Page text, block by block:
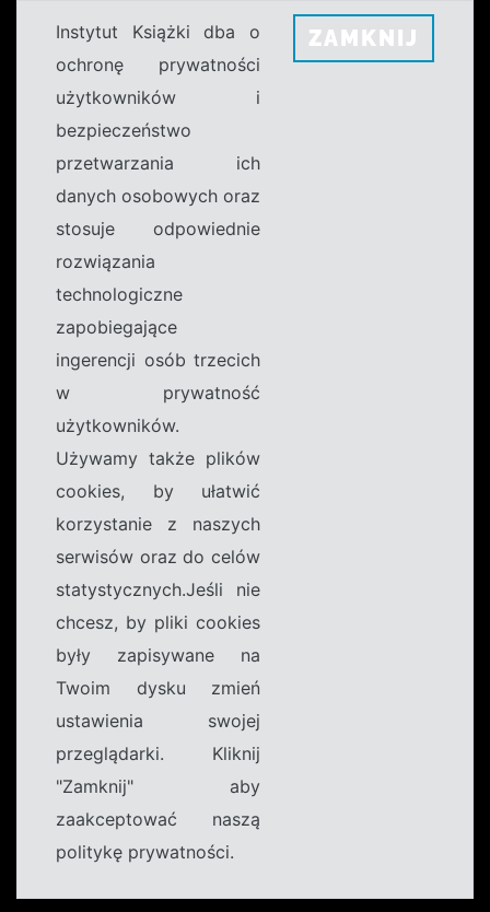
Instytut Książki dba o
ochronę prywatności
użytkowników i
bezpieczeństwo
przetwarzania ich
danych osobowych oraz
stosuje odpowiednie
rozwiązania
technologiczne
zapobiegające
ingerencji osób trzecich
w prywatność
użytkowników.
Używamy także plików
cookies, by ułatwić
korzystanie z naszych
serwisów oraz do celów
statystycznych.Jeśli nie
chcesz, by pliki cookies
były zapisywane na
Twoim dysku zmień
ustawienia swojej
przeglądarki. Kliknij
"Zamknij" aby
zaakceptować naszą
politykę prywatności.
ZAMKNIJ